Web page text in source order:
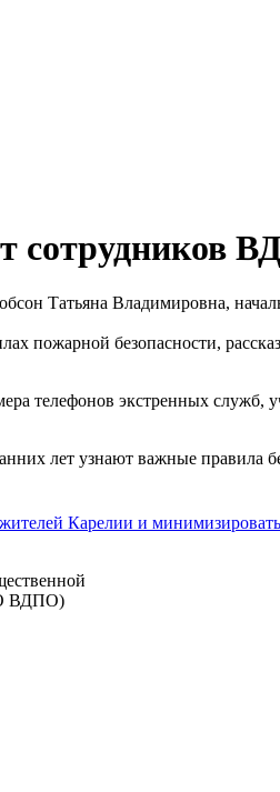
сотрудников
Татьяна Владимировна,
пожарной безопасности,
телефонов экстренных
лет узнают важные правила
Карелии и
ВДПО)